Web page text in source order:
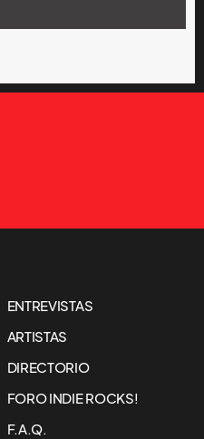
ENTREVISTAS
ARTISTAS
DIRECTORIO
FORO INDIE ROCKS!
F.A.Q.